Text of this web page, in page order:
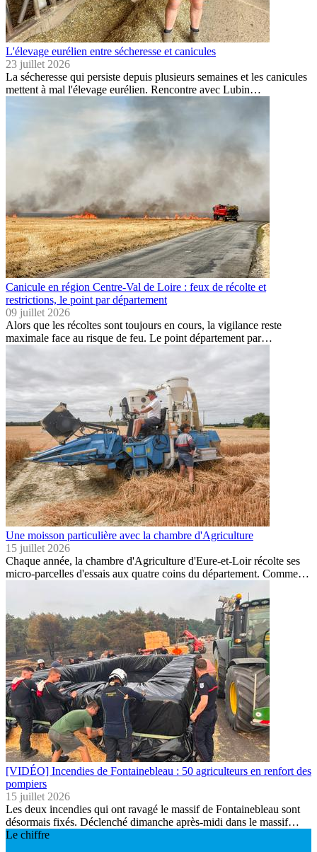
L'élevage eurélien entre sécheresse et canicules
23 juillet 2026
La sécheresse qui persiste depuis plusieurs semaines et les canicules
mettent à mal l'élevage eurélien. Rencontre avec Lubin…
Canicule en région Centre-Val de Loire : feux de récolte et
restrictions, le point par département
09 juillet 2026
Alors que les récoltes sont toujours en cours, la vigilance reste
maximale face au risque de feu. Le point département par…
Une moisson particulière avec la chambre d'Agriculture
15 juillet 2026
Chaque année, la chambre d'Agriculture d'Eure-et-Loir récolte ses
micro-parcelles d'essais aux quatre coins du département. Comme…
[VIDÉO] Incendies de Fontainebleau : 50 agriculteurs en renfort des
pompiers
15 juillet 2026
Les deux incendies qui ont ravagé le massif de Fontainebleau sont
désormais fixés. Déclenché dimanche après-midi dans le massif…
Le chiffre